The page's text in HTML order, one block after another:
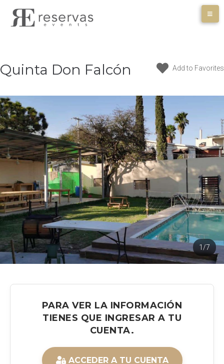
Quinta Don Falcón Add to Favorites
1/7
PARA VER LA INFORMACIÓN
TIENES QUE INGRESAR A TU
CUENTA.
ACCEDER A TU CUENTA